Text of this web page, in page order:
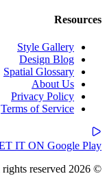
Resources
Style Gallery
Design Blog
Spatial Glossary
About Us
Privacy Policy
Terms of Service
IT ON Google Play
© 2026 Tigmi. All rights reserved.